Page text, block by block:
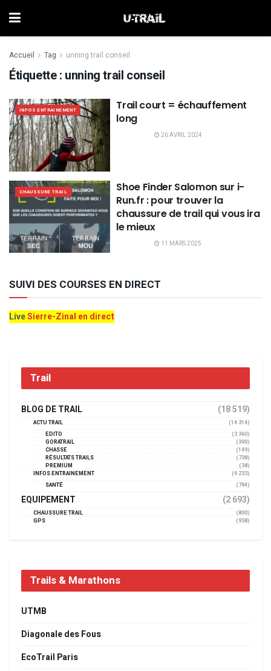
Accueil Tag unning trail conseil
Étiquette : unning trail conseil
INFOS ENTRAINEMENT
Trail court = échauffement
long
26 AVRIL 2024
CHAUSSURE TRAIL
Shoe Finder Salomon sur i-
Run.fr : pour trouver la
chaussure de trail qui vous ira
le mieux
11 MARS 2025
SUIVI DES COURSES EN DIRECT
LiveSierre-Zinal en direct
Trail
BLOG DE TRAIL (18 519)
ACTU TRAIL
(14 314)
EDITO
(3 360)
GORATRAIL
(390)
CHASSE
(149)
RÉSULTATS TRAILS
(738)
PREMIUM
(38)
INFOS ENTRAINEMENT
(4 233)
SANTÉ
(794)
EQUIPEMENT (2 693)
CHAUSSURE TRAIL
(800)
GPS
(958)
Trails & Marathons
UTMB
Diagonale des Fous
EcoTrail Paris